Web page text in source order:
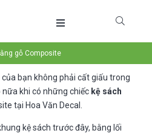
gỗ Composite
bạn không phải cất giấu trong
khi có những chiếc kệ sách
tại Hoa Văn Decal.
kệ sách trước đây, bằng lối